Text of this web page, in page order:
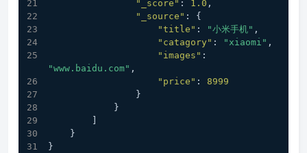
"_score" : 1.0 ,
"_source" :
{
"title" : "小米手机" ,
"catagory" : "xiaomi" ,
"images" :
"www.baidu.com" ,
"price" :
8999
}
}
}
}